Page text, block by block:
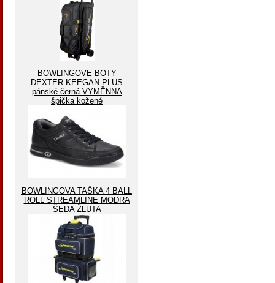
BOWLINGOVE BOTY
DEXTER KEEGAN PLUS
pánské černá VYMĚNNA
špička kožené
BOWLINGOVA TAŠKA 4 BALL
ROLL STREAMLINE MODRA
ŠEDA ŽLUTA